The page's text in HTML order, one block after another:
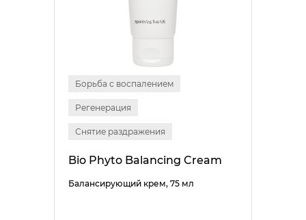
Борьба с воспалением
Регенерация
Снятие раздражения
Bio Phyto Balancing Cream
Балансирующий крем, 75 мл